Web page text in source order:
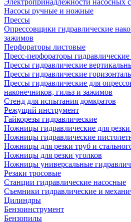
Электропринадлежности насосных
Насосы ручные и ножные
Прессы
Опрессовщики гидравлические
зажимов
Перфораторы листовые
Пресс-перфораторы
Прессы гидравлические
Прессы гидравлические
Прессы гидравлические для
наконечников, гильз и зажимов
Стенд для испытания домкратов
Режущий инструмент
Гайкорезы гидравлические
Ножницы гидравлические для резки
Ножницы гидравлические
Ножницы для резки труб и
Ножницы для резки уголков
Ножницы универсальные
Резаки тросовые
Станции гидравлические насосные
Съемники гидравлические и
Цилиндры
Бензоинструмент
Бензопилы